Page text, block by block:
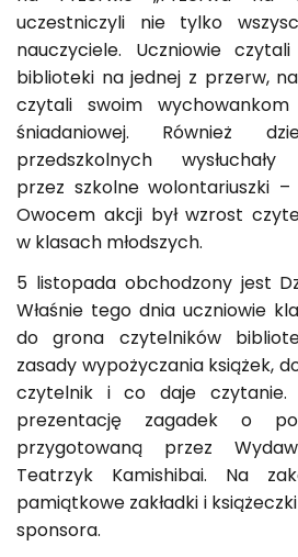
uczestniczyli nie tylko
nauczyciele. Uczniowie
biblioteki na jednej z przerw,
czytali swoim
śniadaniowej. Również
przedszkolnych
przez szkolne wolontariuszki
Owocem akcji był wzrost
w klasach młodszych.
5 listopada obchodzony jest
Właśnie tego dnia uczniowie
do grona czytelników
zasady wypożyczania książek,
czytelnik i co daje czytanie.
prezentację zagadek o
przygotowaną przez
Teatrzyk Kamishibai. Na
pamiątkowe zakładki i
sponsora.